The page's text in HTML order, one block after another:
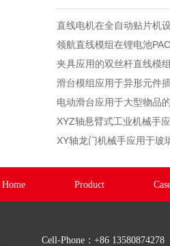
直线电机在全自动贴片机
领航直线模组在锂电池
夹具应用的双丝杆直线模
滑台模组应用于异形元件
电动滑台应用于大型物品
XYZ轴悬臂式工业机械手
XY轴龙门机械手应用于玻
Home Product
Cell-Phone：+86 13580874278